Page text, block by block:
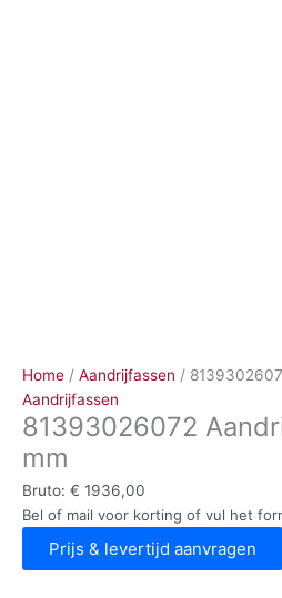
Home / Aandrijfassen /
Aandrijfassen
81393026072
mm
Bruto: € 1936,00
Bel of mail voor korting of vul het
Prijs & levertijd aanvragen